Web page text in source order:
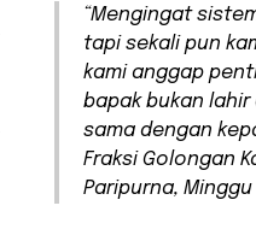
“Mengingat
tapi sekali pun
kami anggap
bapak bukan
sama dengan
Fraksi Golongan
Paripurna, Minggu